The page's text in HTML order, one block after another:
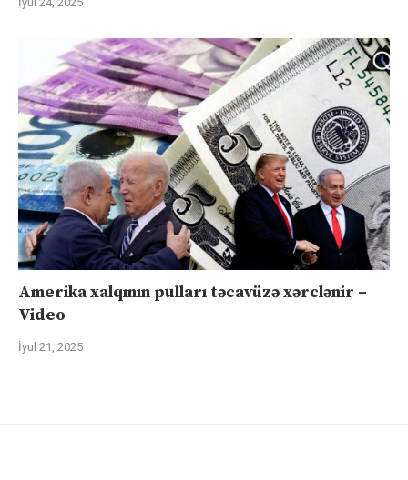
Amerika xalqının pulları təcavüzə xərclənir –
Video
İyul 21, 2025